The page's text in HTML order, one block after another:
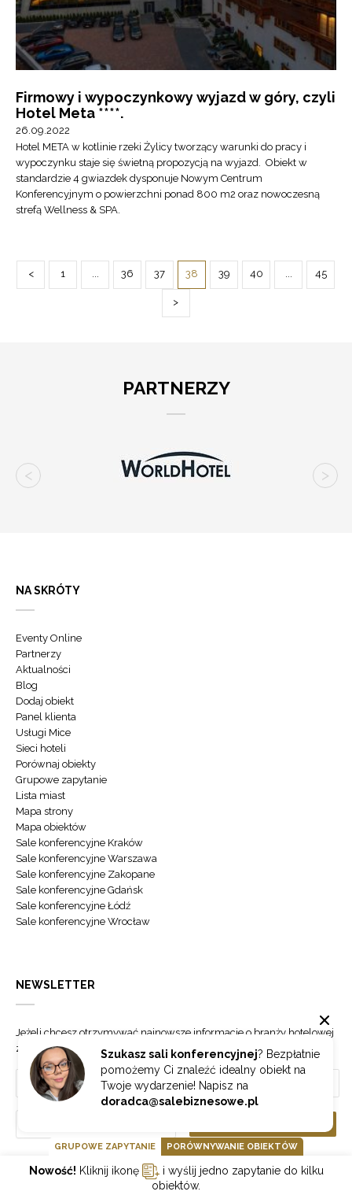
Firmowy i wypoczynkowy wyjazd w góry, czyli
Hotel Meta ****.
26.09.2022
Hotel META w kotlinie rzeki Żylicy tworzący warunki do pracy i
wypoczynku staje się świetną propozycją na wyjazd. Obiekt w
standardzie 4 gwiazdek dysponuje Nowym Centrum
Konferencyjnym o powierzchni ponad 800 m2 oraz nowoczesną
strefą Wellness & SPA.
< 1 ... 36 37 38 39 40 ... 45
>
PARTNERZY
Szukasz sali konferencyjnej? Bezpłatnie
pomożemy Ci znaleźć idealny obiekt na
Twoje wydarzenie! Napisz na
doradca@salebiznesowe.pl
NA SKRÓTY
Eventy Online
Partnerzy
Aktualności
Blog
Dodaj obiekt
Panel klienta
Usługi Mice
Sieci hoteli
Porównaj obiekty
Grupowe zapytanie
Lista miast
Mapa strony
Mapa obiektów
Sale konferencyjne Kraków
Sale konferencyjne Warszawa
Sale konferencyjne Zakopane
Sale konferencyjne Gdańsk
Sale konferencyjne Łódź
Sale konferencyjne Wrocław
NEWSLETTER
Jeżeli chcesz otrzymywać najnowsze informacje o branży hotelowej
zapisz się do naszego newslettera.
GOONLINE.PL SPÓŁKA Z OGRANICZONĄ ODPOWIEDZIALNOŚCIĄ SP.K.
GRUPOWE ZAPYTANIE PORÓWNYWANIE OBIEKTÓW
Nowość! Kliknij ikonę
i wyślij jedno zapytanie do kilku
obiektów.